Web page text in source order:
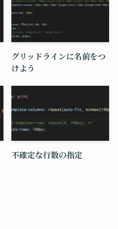
グリッドラインに名前をつ
けよう
不確定な行数の指定